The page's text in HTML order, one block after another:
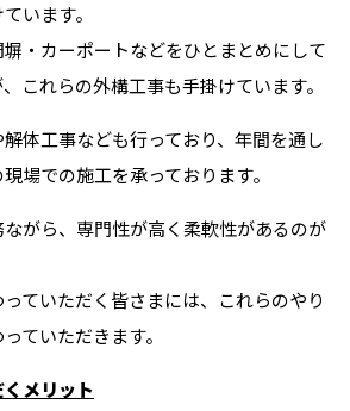
います。
・カーポートなどをひとまとめにして
これらの外構工事も手掛けています。
体工事なども行っており、年間を通し
場での施工を承っております。
がら、専門性が高く柔軟性があるのが
ていただく皆さまには、これらのやり
ていただきます。
メリット